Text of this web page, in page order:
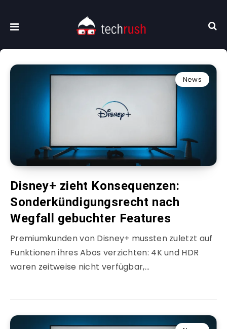
News
Disney+ zieht Konsequenzen:
Sonderkündigungsrecht nach
Wegfall gebuchter Features
Premiumkunden von Disney+ mussten zuletzt auf
Funktionen ihres Abos verzichten: 4K und HDR
waren zeitweise nicht verfügbar,…